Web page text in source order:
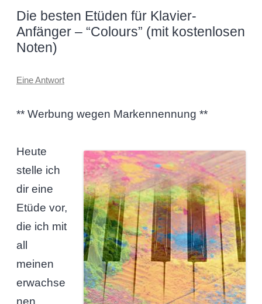
Die besten Etüden für Klavier-
Anfänger – “Colours” (mit kostenlosen
Noten)
Eine Antwort
** Werbung wegen Markennennung **
Heute
stelle ich
dir eine
Etüde vor,
die ich mit
all
meinen
erwachse
nen